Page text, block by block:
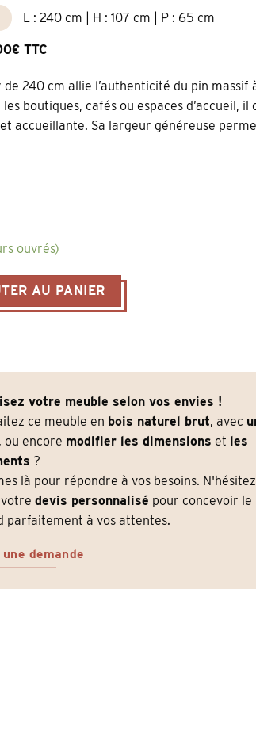
L : 240 cm | H : 107 cm | P : 65 cm
TTC
240 cm allie l’authenticité du pin massif
boutiques, cafés ou espaces d’accueil,
accueillante. Sa largeur généreuse
ouvrés)
240 cm en Pin Massif et Zinc –
AU PANIER
votre meuble selon vos envies !
ce meuble en bois naturel brut, avec
, ou encore modifier les dimensions et les
?
là pour répondre à vos besoins.
votredevis personnalisé pour concevoir le
parfaitement à vos attentes.
demande